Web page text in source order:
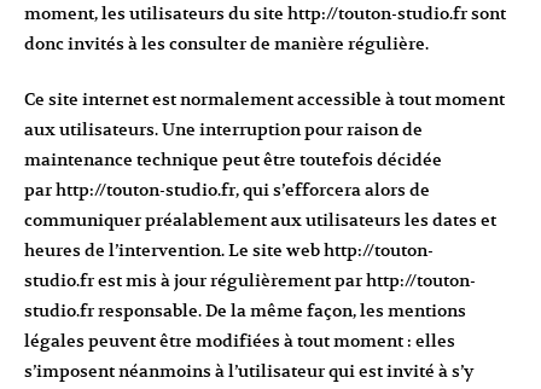
moment, les utilisateurs du site http://touton-studio.frsont
donc invités à les consulter de manière régulière.
Ce site internet est normalement accessible à tout moment
aux utilisateurs. Une interruption pour raison de
maintenance technique peut être toutefois décidée
parhttp://touton-studio.fr, qui s’efforcera alors de
communiquer préalablement aux utilisateurs les dates et
heures de l’intervention. Le site webhttp://touton-
studio.frest mis à jour régulièrement parhttp://touton-
studio.frresponsable. De la même façon, les mentions
légales peuvent être modifiées à tout moment : elles
s’imposent néanmoins à l’utilisateur qui est invité à s’y